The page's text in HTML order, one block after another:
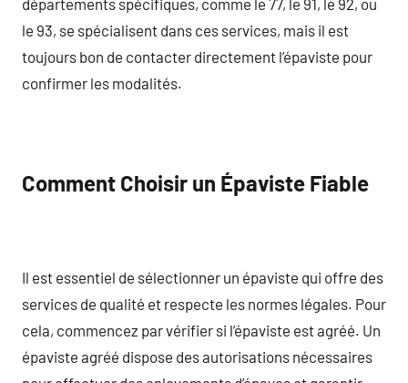
le 93, se spécialisent dans ces services, mais il est
toujours bon de contacter directement l’épaviste pour
confirmer les modalités.
Comment Choisir un Épaviste Fiable
Il est essentiel de sélectionner un épaviste qui offre des
services de qualité et respecte les normes légales. Pour
cela, commencez par vérifier si l’épaviste est agréé. Un
épaviste agréé dispose des autorisations nécessaires